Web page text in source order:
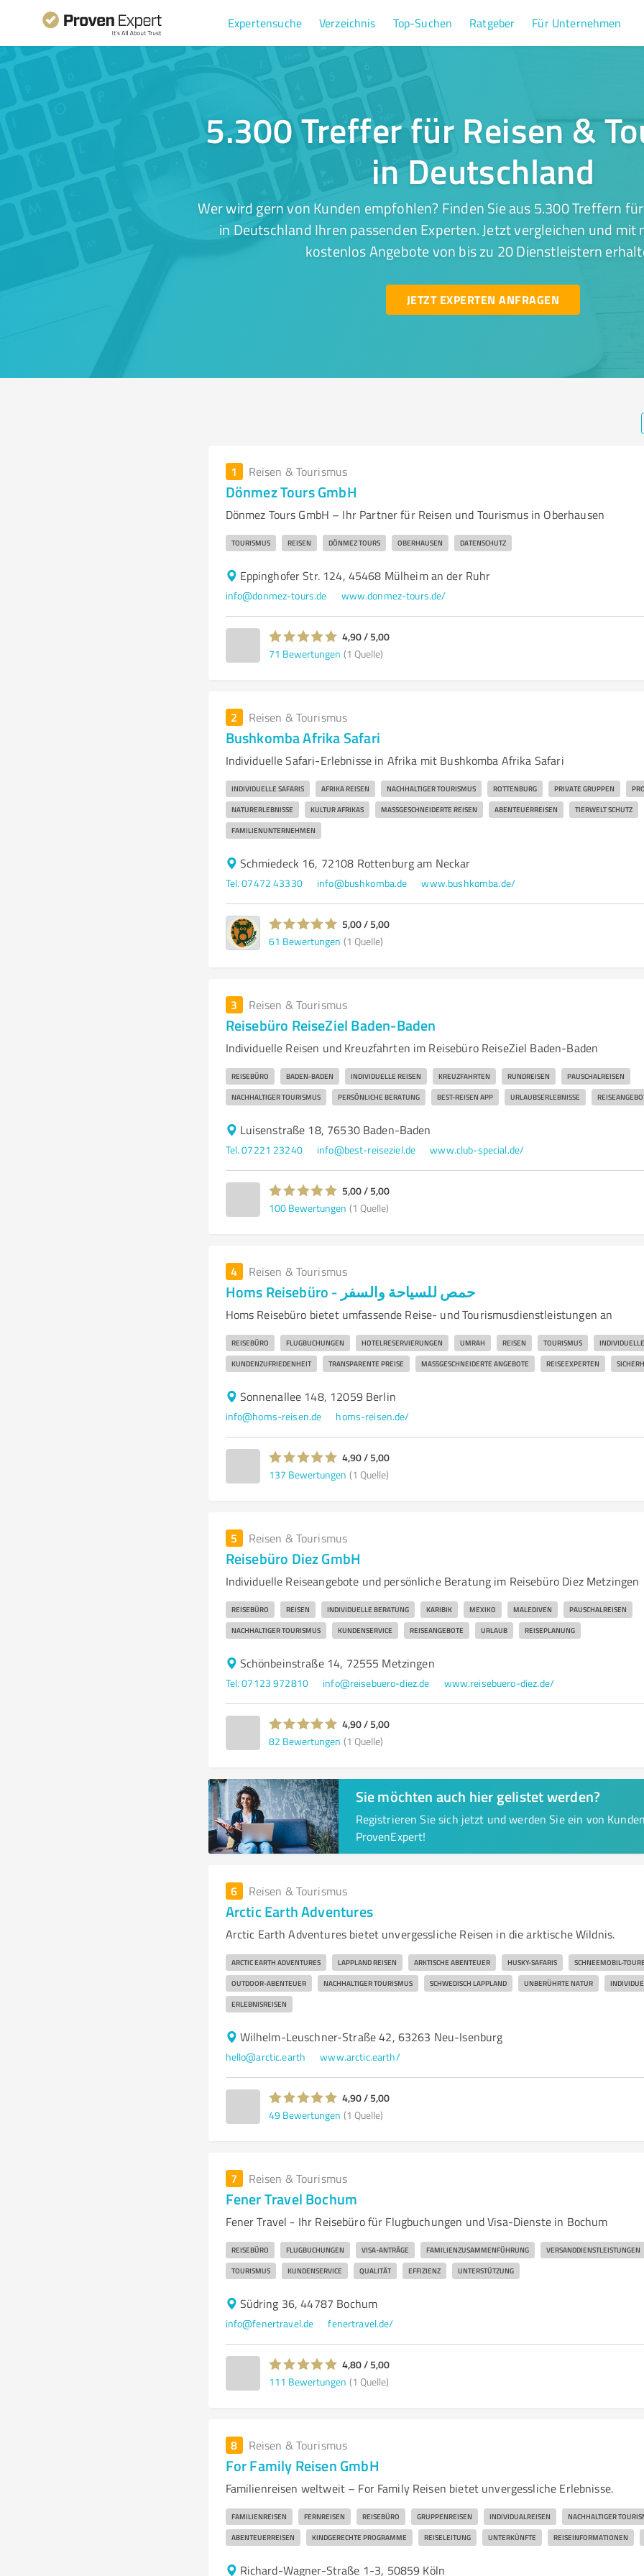
Expertensuche Verzeichnis Top-Suchen Ratgeber Für Unternehmen
5.300 Treffer für Reisen &
in Deutschland
Wer wird gern von Kunden empfohlen? Finden Sie aus 5.300 Treffern
in Deutschland Ihren passenden Experten. Jetzt vergleichen und mit
kostenlos Angebote von bis zu 20 Dienstleistern
JETZT EXPERTEN ANFRAGEN
1 Reisen & Tourismus
Dönmez Tours GmbH
Dönmez Tours GmbH – Ihr Partner für Reisen und Tourismus in Oberhausen
TOURISMUS REISEN DÖNMEZ TOURS OBERHAUSEN DATENSCHUTZ
Eppinghofer Str. 124, 45468 Mülheim an der Ruhr
info@donmez-tours.de www.donmez-tours.de/
4,90 / 5,00
71 Bewertungen (1 Quelle)
2 Reisen & Tourismus
Bushkomba Afrika Safari
Individuelle Safari-Erlebnisse in Afrika mit Bushkomba Afrika Safari
INDIVIDUELLE SAFARIS AFRIKA REISEN NACHHALTIGER TOURISMUS ROTTENBURG PRIVATE GRUPPEN
NATURERLEBNISSE KULTUR AFRIKAS MASSGESCHNEIDERTE REISEN ABENTEUERREISEN TIERWELT SCHUTZ
FAMILIENUNTERNEHMEN
Schmiedeck 16, 72108 Rottenburg am Neckar
Tel. 07472 43330 info@bushkomba.de www.bushkomba.de/
5,00 / 5,00
61 Bewertungen (1 Quelle)
3 Reisen & Tourismus
Reisebüro ReiseZiel Baden-Baden
Individuelle Reisen und Kreuzfahrten im Reisebüro ReiseZiel Baden-Baden
REISEBÜRO BADEN-BADEN INDIVIDUELLE REISEN KREUZFAHRTEN RUNDREISEN PAUSCHALREISEN
NACHHALTIGER TOURISMUS PERSÖNLICHE BERATUNG BEST-REISEN APP URLAUBSERLEBNISSE
Luisenstraße 18, 76530 Baden-Baden
Tel. 07221 23240 info@best-reiseziel.de www.club-special.de/
5,00 / 5,00
100 Bewertungen (1 Quelle)
4 Reisen & Tourismus
Homs Reisebüro - حمص للسياحة والسفر
Homs Reisebüro bietet umfassende Reise- und Tourismusdienstleistungen an
REISEBÜRO FLUGBUCHUNGEN HOTELRESERVIERUNGEN UMRAH REISEN TOURISMUS
KUNDENZUFRIEDENHEIT TRANSPARENTE PREISE MASSGESCHNEIDERTE ANGEBOTE REISEEXPERTEN
Sonnenallee 148, 12059 Berlin‭
info@homs-reisen.de homs-reisen.de/
4,90 / 5,00
137 Bewertungen (1 Quelle)
5 Reisen & Tourismus
Reisebüro Diez GmbH
Individuelle Reiseangebote und persönliche Beratung im Reisebüro Diez Metzingen
REISEBÜRO REISEN INDIVIDUELLE BERATUNG KARIBIK MEXIKO MALEDIVEN PAUSCHALREISEN
NACHHALTIGER TOURISMUS KUNDENSERVICE REISEANGEBOTE URLAUB REISEPLANUNG
Schönbeinstraße 14, 72555 Metzingen
Tel. 07123 972810 info@reisebuero-diez.de www.reisebuero-diez.de/
4,90 / 5,00
82 Bewertungen (1 Quelle)
Sie möchten auch hier gelistet werden?
Registrieren Sie sich jetzt und werden Sie ein von
ProvenExpert!
6 Reisen & Tourismus
Arctic Earth Adventures
Arctic Earth Adventures bietet unvergessliche Reisen in die arktische Wildnis.
ARCTIC EARTH ADVENTURES LAPPLAND REISEN ARKTISCHE ABENTEUER HUSKY-SAFARIS SCHNEEMOBIL-
OUTDOOR-ABENTEUER NACHHALTIGER TOURISMUS SCHWEDISCH LAPPLAND UNBERÜHRTE NATUR
ERLEBNISREISEN
Wilhelm-Leuschner-Straße 42, 63263 Neu-Isenburg
hello@arctic.earth www.arctic.earth/
4,90 / 5,00
49 Bewertungen (1 Quelle)
7 Reisen & Tourismus
Fener Travel Bochum
Fener Travel - Ihr Reisebüro für Flugbuchungen und Visa-Dienste in Bochum
REISEBÜRO FLUGBUCHUNGEN VISA-ANTRÄGE FAMILIENZUSAMMENFÜHRUNG VERSANDDIENSTLEISTUNGEN
TOURISMUS KUNDENSERVICE QUALITÄT EFFIZIENZ UNTERSTÜTZUNG
Südring 36, 44787 Bochum
info@fenertravel.de fenertravel.de/
4,80 / 5,00
111 Bewertungen (1 Quelle)
8 Reisen & Tourismus
For Family Reisen GmbH
Familienreisen weltweit – For Family Reisen bietet unvergessliche Erlebnisse.
FAMILIENREISEN FERNREISEN REISEBÜRO GRUPPENREISEN INDIVIDUALREISEN NACHHALTIGER
ABENTEUERREISEN KINDGERECHTE PROGRAMME REISELEITUNG UNTERKÜNFTE REISEINFORMATIONEN
Richard-Wagner-Straße 1-3, 50859 Köln